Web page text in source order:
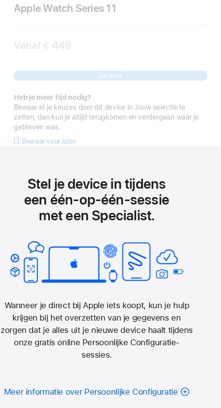
Apple Watch Series 11
Vanaf € 449
Ga door
Heb je meer tijd nodig?
Bewaar al je keuzes door dit device in Jouw selectie te
zetten, dan kun je altijd terugkomen en verdergaan waar je
gebleven was.
Bewaar voor later
Stel je device in tijdens
een één‑op‑één-sessie
met een Specialist.
Wanneer je direct bij Apple iets koopt, kun je hulp
krijgen bij het overzetten van je gegevens en
zorgen dat je alles uit je nieuwe device haalt tijdens
onze gratis online Persoonlijke Configuratie-
sessies.
Meer informatie over Persoonlijke Configuratie